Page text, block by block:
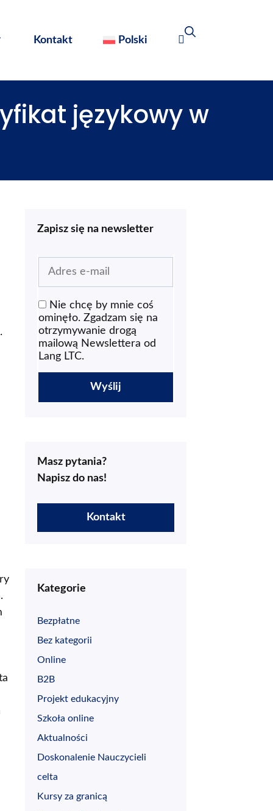
Kontakt Polski
językowy w
Zapisz się na newsletter
Nie chcę by mnie coś
ominęło. Zgadzam się na
otrzymywanie drogą
mailową Newslettera od
Lang LTC.
Masz pytania?
Napisz do nas!
Kontakt
Kategorie
Bezpłatne
Bez kategorii
Online
B2B
Projekt edukacyjny
Szkoła online
Aktualności
Doskonalenie Nauczycieli
celta
Kursy za granicą